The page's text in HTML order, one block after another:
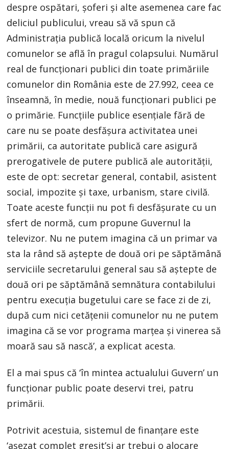
despre ospătari, șoferi și alte asemenea care fac
deliciul publicului, vreau să vă spun că
Administrația publică locală oricum la nivelul
comunelor se află în pragul colapsului. Numărul
real de funcționari publici din toate primăriile
comunelor din România este de 27.992, ceea ce
înseamnă, în medie, nouă funcționari publici pe
o primărie. Funcțiile publice esențiale fără de
care nu se poate desfășura activitatea unei
primării, ca autoritate publică care asigură
prerogativele de putere publică ale autorității,
este de opt: secretar general, contabil, asistent
social, impozite și taxe, urbanism, stare civilă.
Toate aceste funcții nu pot fi desfășurate cu un
sfert de normă, cum propune Guvernul la
televizor. Nu ne putem imagina că un primar va
sta la rând să aștepte de două ori pe săptămână
serviciile secretarului general sau să aștepte de
două ori pe săptămână semnătura contabilului
pentru execuția bugetului care se face zi de zi,
după cum nici cetățenii comunelor nu ne putem
imagina că se vor programa marțea și vinerea să
moară sau să nască’, a explicat acesta.
El a mai spus că ‘în mintea actualului Guvern’ un
funcționar public poate deservi trei, patru
primării.
Potrivit acestuia, sistemul de finanțare este
‘așezat complet greșit’și ar trebui o alocare